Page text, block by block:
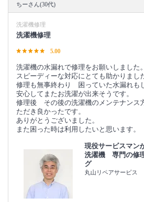
ちーさん(30代)
洗濯機修理
洗濯機修理
5.00
洗濯機の水漏れで修理をお願いしました。
スピーディーな対応にとても助かりまし
修理も無事終わり 困っていた水漏れも
安心してまたお洗濯が出来そうです。
修理後 その後の洗濯機のメンテナンス
ただき良かったです。
ありがとうございました。
また困った時は利用したいと思います。
現役サービスマ
洗濯機 専門の修
グ
丸山リペアサービス